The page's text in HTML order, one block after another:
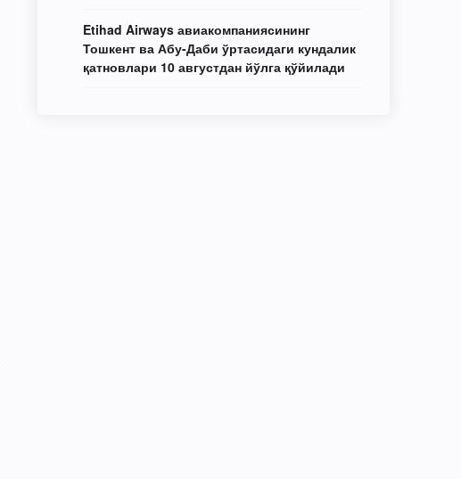
Etihad Airways авиакомпаниясининг
Тошкент ва Абу-Даби ўртасидаги кундалик
қатновлари 10 августдан йўлга қўйилади